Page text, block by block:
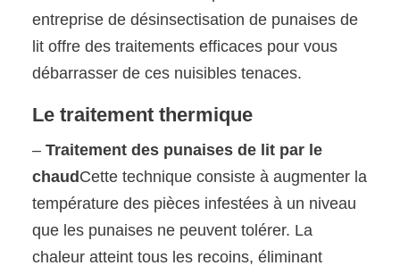
entreprise de désinsectisation de punaises de
lit offre des traitements efficaces pour vous
débarrasser de ces nuisibles tenaces.
Le traitement thermique
–Traitement des punaises de lit par le
chaud Cette technique consiste à augmenter la
température des pièces infestées à un niveau
que les punaises ne peuvent tolérer. La
chaleur atteint tous les recoins, éliminant